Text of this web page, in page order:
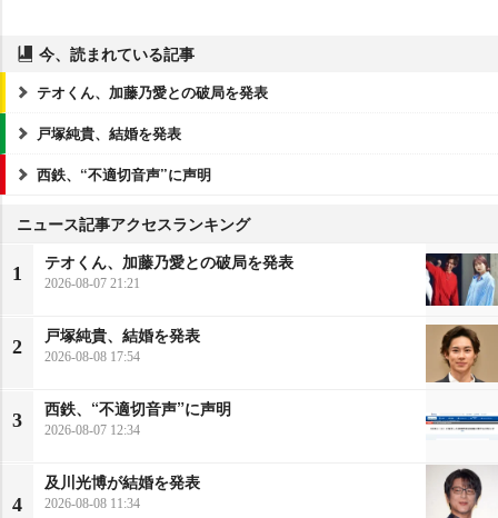
今、読まれている記事
テオくん、加藤乃愛との破局を発表
戸塚純貴、結婚を発表
西鉄、“不適切音声”に声明
ニュース記事アクセスランキング
1
テオくん、加藤乃愛との破局を発表
2026-08-07 21:21
2
戸塚純貴、結婚を発表
2026-08-08 17:54
3
西鉄、“不適切音声”に声明
2026-08-07 12:34
4
及川光博が結婚を発表
2026-08-08 11:34